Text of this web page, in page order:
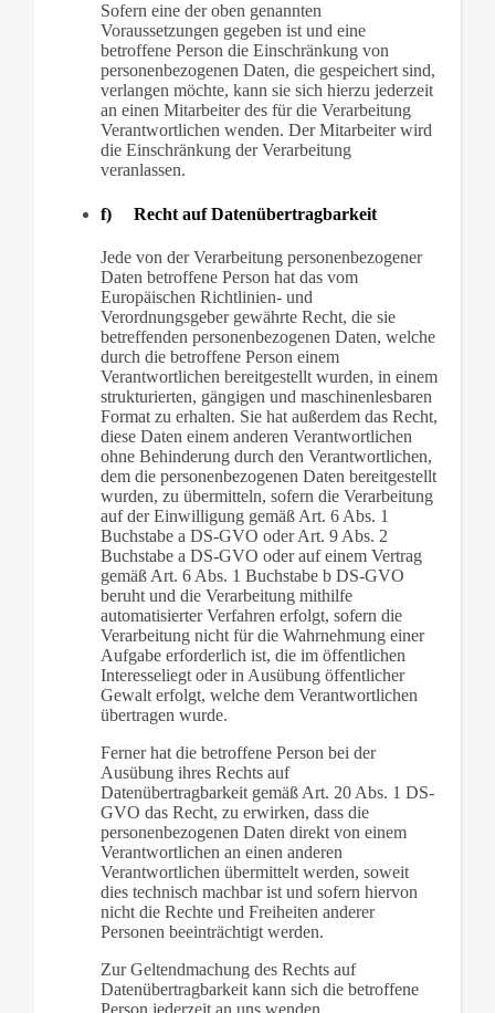
Sofern eine der oben genannten
Voraussetzungen gegeben ist und eine
betroffene Person die Einschränkung von
personenbezogenen Daten, die gespeichert sind,
verlangen möchte, kann sie sich hierzu jederzeit
an einen Mitarbeiter des für die Verarbeitung
Verantwortlichen wenden. Der Mitarbeiter wird
die Einschränkung der Verarbeitung
veranlassen.
f) Recht auf Datenübertragbarkeit
Jede von der Verarbeitung personenbezogener
Daten betroffene Person hat das vom
Europäischen Richtlinien- und
Verordnungsgeber gewährte Recht, die sie
betreffenden personenbezogenen Daten, welche
durch die betroffene Person einem
Verantwortlichen bereitgestellt wurden, in einem
strukturierten, gängigen und maschinenlesbaren
Format zu erhalten. Sie hat außerdem das Recht,
diese Daten einem anderen Verantwortlichen
ohne Behinderung durch den Verantwortlichen,
dem die personenbezogenen Daten bereitgestellt
wurden, zu übermitteln, sofern die Verarbeitung
auf der Einwilligung gemäß Art. 6 Abs. 1
Buchstabe a DS-GVO oder Art. 9 Abs. 2
Buchstabe a DS-GVO oder auf einem Vertrag
gemäß Art. 6 Abs. 1 Buchstabe b DS-GVO
beruht und die Verarbeitung mithilfe
automatisierter Verfahren erfolgt, sofern die
Verarbeitung nicht für die Wahrnehmung einer
Aufgabe erforderlich ist, die im öffentlichen
Interesseliegt oder in Ausübung öffentlicher
Gewalt erfolgt, welche dem Verantwortlichen
übertragen wurde.
Ferner hat die betroffene Person bei der
Ausübung ihres Rechts auf
Datenübertragbarkeit gemäß Art. 20 Abs. 1 DS-
GVO das Recht, zu erwirken, dass die
personenbezogenen Daten direkt von einem
Verantwortlichen an einen anderen
Verantwortlichen übermittelt werden, soweit
dies technisch machbar ist und sofern hiervon
nicht die Rechte und Freiheiten anderer
Personen beeinträchtigt werden.
Zur Geltendmachung des Rechts auf
Datenübertragbarkeit kann sich die betroffene
Person jederzeit an uns wenden.